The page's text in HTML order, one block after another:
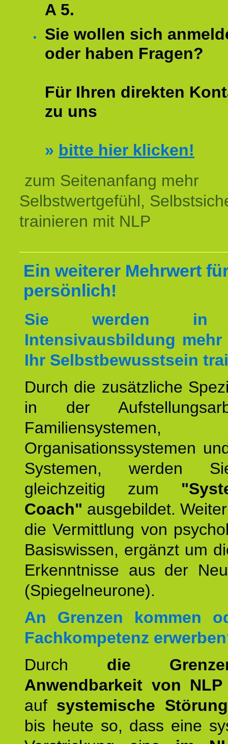
A 5.
Sie wollen sich
oder haben Fragen?
Für Ihren direkten
zu uns
» bitte hier klicken!
zum Seitenanfang mehr
Selbstwertgefühl,
trainieren mit NLP
Ein weiterer Mehrwert
persönlich!
Sie werden in
Intensivausbildung
Ihr Selbstbewusstsein
Durch die zusätzliche
in der
Familiensystemen,
Organisationssystemen
Systemen, werden
gleichzeitig zum
Coach" ausgebildet.
die Vermittlung von
Basiswissen, ergänzt um
Erkenntnisse aus der
(Spiegelneurone).
An Grenzen kommen
Fachkompetenz
Durch die
Anwendbarkeit von NLP
auf systemische
bis heute so, dass eine